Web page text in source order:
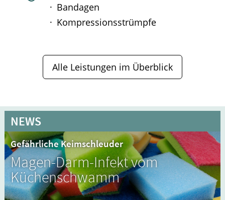
Bandagen
Kompressionsstrümpfe
Alle Leistungen im Überblick
NEWS
Gefährliche Keimschleuder
Magen-Darm-Infekt vom
Küchenschwamm